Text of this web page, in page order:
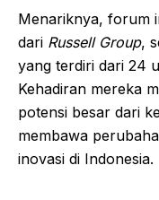
Menariknya, forum
dari Russell Group,
yang terdiri dari 24
Kehadiran mereka
potensi besar dari
membawa
inovasi di Indonesia.